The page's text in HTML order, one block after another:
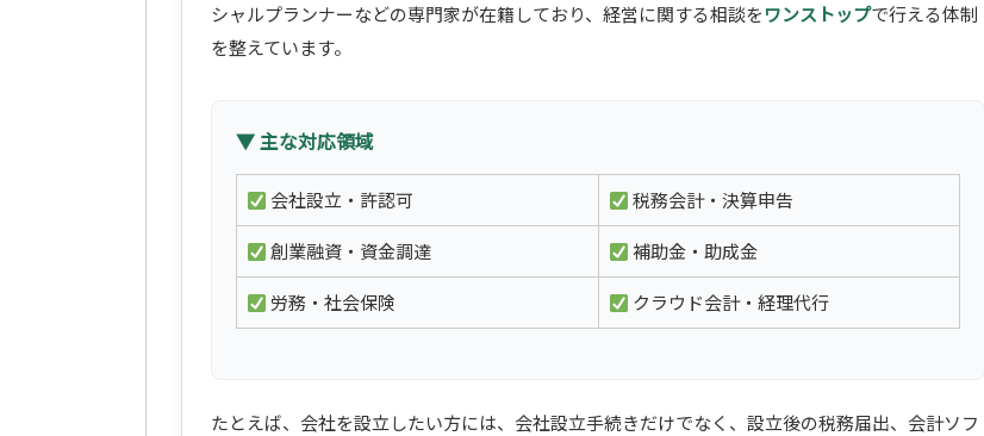
シャルプランナーなどの専門家が在籍しており、経営に関する相談をワンストップで行える体制
を整えています。
▼ 主な対応領域
会社設立・許認可 税務会計・決算申告
創業融資・資金調達 補助金・助成金
労務・社会保険 クラウド会計・経理代行
たとえば、会社を設立したい方には、会社設立手続きだけでなく、設立後の税務届出、会計ソフ